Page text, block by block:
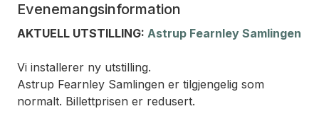
Evenemangsinformation
AKTUELL UTSTILLING: Astrup Fearnley Samlingen
Vi installerer ny utstilling.
Astrup Fearnley Samlingen er tilgjengelig som
normalt. Billettprisen er redusert.